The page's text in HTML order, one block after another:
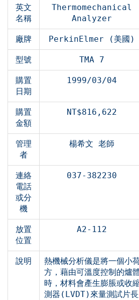
英文
名稱
Thermomechanical
Analyzer
廠牌 PerkinElmer (美國)
型號 TMA 7
購置
日期
1999/03/04
購置
金額
NT$816,622
管理
者
楊希文 老師
連絡
電話
或分
機
037-382230
放置
位置
A2-112
說明
熱機械分析儀是將一個小
方，藉由可溫度控制的爐
時，材料會產生膨脹或收
測器(LVDT)來量測試片